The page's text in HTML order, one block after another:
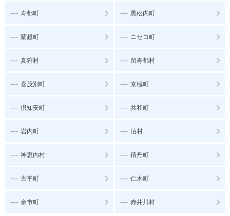
--- 寿都町 --- 黒松内町
--- 蘭越町 --- ニセコ町
--- 真狩村 --- 留寿都村
--- 喜茂別町 --- 京極町
--- 倶知安町 --- 共和町
--- 岩内町 --- 泊村
--- 神恵内村 --- 積丹町
--- 古平町 --- 仁木町
--- 余市町 --- 赤井川村